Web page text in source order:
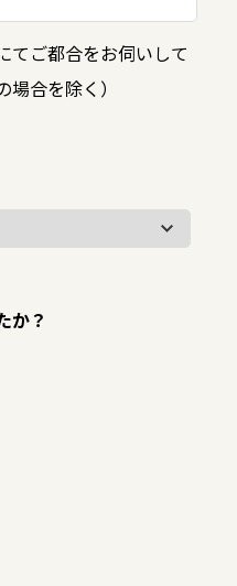
てご都合をお伺いして
合を除く）
か？